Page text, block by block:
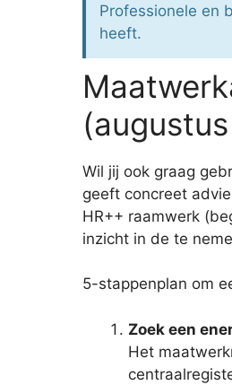
Professionele en
heeft.
Wil jij ook graag
geeft concreet
HR++ raamwerk
inzicht in de te
5-stappenplan om
Zoek een
Het